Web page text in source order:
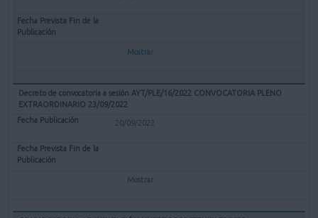
Mostrar
Decreto de convocatoria a sesión AYT/PLE/16/2022 CONVOCATORIA PLENO
EXTRAORDINARIO 23/09/2022
20/09/2022
Mostrar